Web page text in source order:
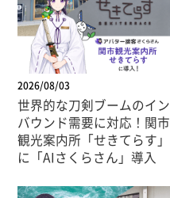
2026/08/03
世界的な刀剣ブームのイン
バウンド需要に対応！関市
観光案内所「せきてらす」
に「AIさくらさん」導入